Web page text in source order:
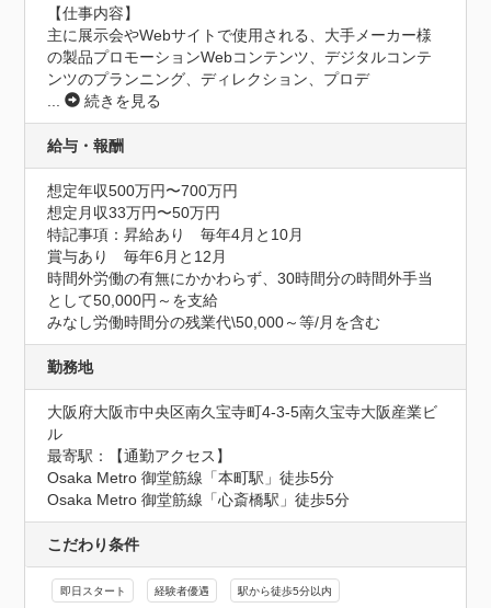
【仕事内容】
主に展示会やWebサイトで使用される、大手メーカー様
の製品プロモーションWebコンテンツ、デジタルコンテ
ンツのプランニング、ディレクション、プロデ
...
続きを見る
給与・報酬
想定年収500万円〜700万円
想定月収33万円〜50万円
特記事項：昇給あり　毎年4月と10月
賞与あり　毎年6月と12月
時間外労働の有無にかかわらず、30時間分の時間外手当
として50,000円～を支給
みなし労働時間分の残業代\50,000～等/月を含む
勤務地
大阪府大阪市中央区南久宝寺町4-3-5南久宝寺大阪産業ビ
ル
最寄駅：【通勤アクセス】
Osaka Metro 御堂筋線「本町駅」徒歩5分
Osaka Metro 御堂筋線「心斎橋駅」徒歩5分
こだわり条件
即日スタート 経験者優遇 駅から徒歩5分以内